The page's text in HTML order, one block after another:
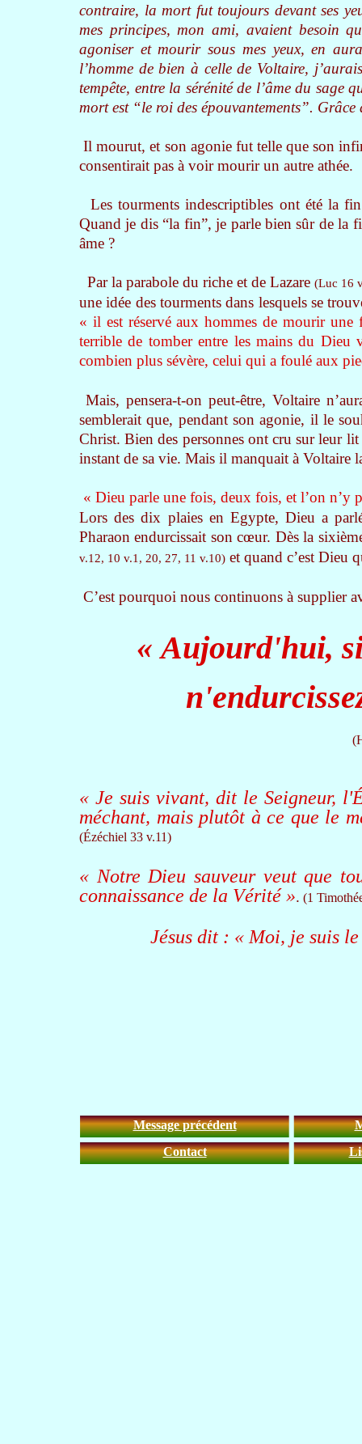
contraire, la mort fut toujours devant ses
mes principes, mon ami, avaient besoin
agoniser et mourir sous mes yeux, en
l’homme de bien à celle de Voltaire,
tempête, entre la sérénité de l’âme du sage
mort est “le roi des épouvantements”.
Il mourut, et son agonie fut telle que son
consentirait pas à voir mourir un autre athée.
Les tourments indescriptibles ont été la
Quand je dis “la fin”, je parle bien sûr de la
âme ?
Par la parabole du riche et de Lazare (Luc 16
une idée des tourments dans lesquels se
« il est réservé aux hommes de mourir
terrible de tomber entre les mains du Dieu
combien plus sévère, celui qui a foulé aux
Mais, pensera-t-on peut-être, Voltaire
semblerait que, pendant son agonie, il le
Christ. Bien des personnes ont cru sur leur
instant de sa vie. Mais il manquait à Voltaire
« Dieu parle une fois, deux fois, et l’on n’y
Lors des dix plaies en Egypte, Dieu a
Pharaon endurcissait son cœur. Dès la
v.12, 10 v.1, 20, 27, 11 v.10) et quand c’est Dieu
C’est pourquoi nous continuons à supplier
« Aujourd'hui,
« Je suis vivant, dit le Seigneur,
méchant, mais plutôt à ce que le
(Ézéchiel 33 v.11)
« Notre Dieu sauveur veut que
connaissance de la Vérité ». (1
Jésus dit : « Moi, je suis
Message précédent
Contact